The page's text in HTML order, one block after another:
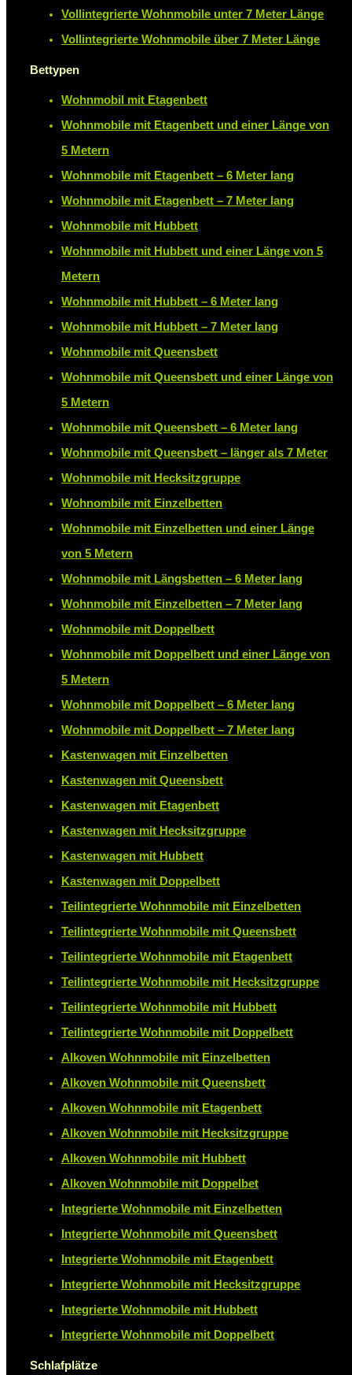
Vollintegrierte Wohnmobile unter 7 Meter Länge
Vollintegrierte Wohnmobile über 7 Meter Länge
Bettypen
Wohnmobil mit Etagenbett
Wohnmobile mit Etagenbett und einer Länge von
5 Metern
Wohnmobile mit Etagenbett – 6 Meter lang
Wohnmobile mit Etagenbett – 7 Meter lang
Wohnmobile mit Hubbett
Wohnmobile mit Hubbett und einer Länge von 5
Metern
Wohnmobile mit Hubbett – 6 Meter lang
Wohnmobile mit Hubbett – 7 Meter lang
Wohnmobile mit Queensbett
Wohnmobile mit Queensbett und einer Länge von
5 Metern
Wohnmobile mit Queensbett – 6 Meter lang
Wohnmobile mit Queensbett – länger als 7 Meter
Wohnmobile mit Hecksitzgruppe
Wohnombile mit Einzelbetten
Wohnmobile mit Einzelbetten und einer Länge
von 5 Metern
Wohnmobile mit Längsbetten – 6 Meter lang
Wohnmobile mit Einzelbetten – 7 Meter lang
Wohnmobile mit Doppelbett
Wohnmobile mit Doppelbett und einer Länge von
5 Metern
Wohnmobile mit Doppelbett – 6 Meter lang
Wohnmobile mit Doppelbett – 7 Meter lang
Kastenwagen mit Einzelbetten
Kastenwagen mit Queensbett
Kastenwagen mit Etagenbett
Kastenwagen mit Hecksitzgruppe
Kastenwagen mit Hubbett
Kastenwagen mit Doppelbett
Teilintegrierte Wohnmobile mit Einzelbetten
Teilintegrierte Wohnmobile mit Queensbett
Teilintegrierte Wohnmobile mit Etagenbett
Teilintegrierte Wohnmobile mit Hecksitzgruppe
Teilintegrierte Wohnmobile mit Hubbett
Teilintegrierte Wohnmobile mit Doppelbett
Alkoven Wohnmobile mit Einzelbetten
Alkoven Wohnmobile mit Queensbett
Alkoven Wohnmobile mit Etagenbett
Alkoven Wohnmobile mit Hecksitzgruppe
Alkoven Wohnmobile mit Hubbett
Alkoven Wohnmobile mit Doppelbet
Integrierte Wohnmobile mit Einzelbetten
Integrierte Wohnmobile mit Queensbett
Integrierte Wohnmobile mit Etagenbett
Integrierte Wohnmobile mit Hecksitzgruppe
Integrierte Wohnmobile mit Hubbett
Integrierte Wohnmobile mit Doppelbett
Schlafplätze